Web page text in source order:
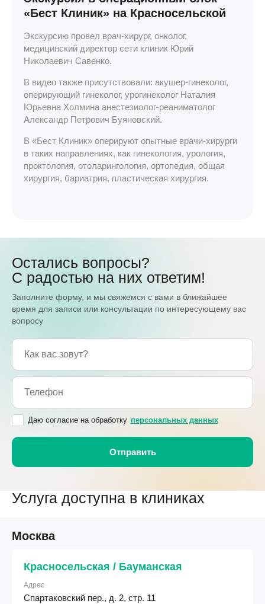
«Бест Клиник» на Красносельской
Экскурсию провел врач-хирург, онколог,
медицинский директор сети клиник Юрий
Николаевич Савенко.
В видео также присутствовали: акушер-гинеколог,
оперирующий гинеколог, урогинеколог Наталия
Юрьевна Холмина анестезиолог-реаниматолог
Александр Петрович Буяновский.
В «Бест Клиник» оперируют опытные врачи-хирурги
в таких направлениях, как гинекология, урология,
проктология, отоларингология, ортопедия, общая
хирургия, бариатрия, пластическая хирургия.
Остались вопросы?
С радостью на них ответим!
Заполните форму, и мы свяжемся с вами в ближайшее
время для записи или консультации по интересующему вас
вопросу
Даю согласие на обработку персональных данных
Услуга доступна в клиниках
Москва
Красносельская / Бауманская
Адрес
Спартаковский пер., д. 2, стр. 11